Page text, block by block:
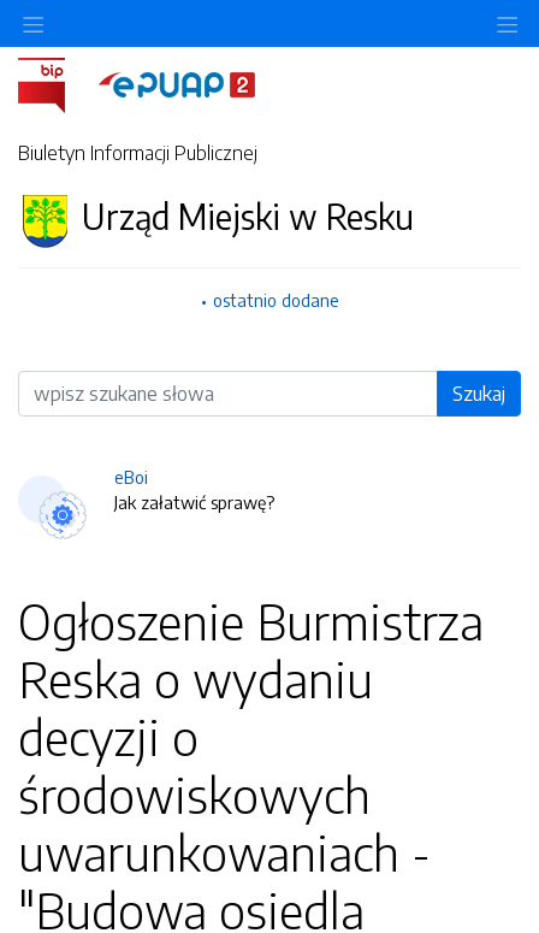
Biuletyn Informacji Publicznej
Urząd Miejski w Resku
ostatnio dodane
Wyszukiwarka Szukaj
eBoi
Jak załatwić sprawę?
Ogłoszenie Burmistrza
Reska o wydaniu
decyzji o
środowiskowych
uwarunkowaniach -
"Budowa osiedla